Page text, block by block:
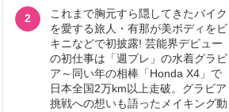
2
これまで胸元すら隠してきたバイク
を愛する旅人・有那が美ボディをビ
キニなどで初披露! 芸能界デビュー
の初仕事は「週プレ」の水着グラビ
ア～同い年の相棒「Honda X4」で
日本全国2万km以上走破。グラビア
挑戦への想いも語ったメイキング動